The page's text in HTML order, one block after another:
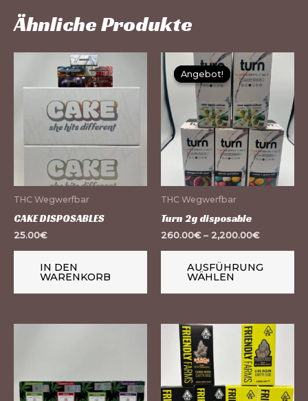
Ähnliche Produkte
THC Wegwerfbar
CAKE DISPOSABLES
25.00€
IN DEN
WARENKORB
Angebot!
Angebot!
THC Wegwerfbar
Turn 2g disposable
260.00€– 2,200.00€
AUSFÜHRUNG
WÄHLEN